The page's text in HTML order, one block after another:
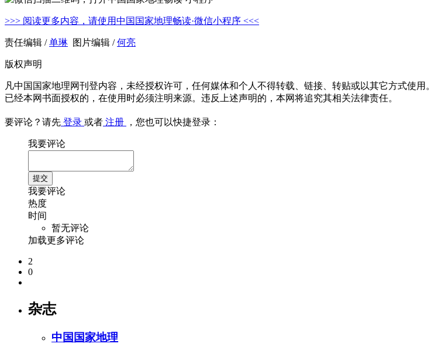
>>> 阅读更多内容，请使用中国国家地理畅读·微信小程序 <<<
责任编辑 /单琳 图片编辑 /何亮
版权声明
凡中国国家地理网刊登内容，未经授权许可，任何媒体和个人不得转载、链接、转贴或以其它方式使用。
已经本网书面授权的，在使用时必须注明来源。违反上述声明的，本网将追究其相关法律责任。
要评论？请先 登录 或者 注册 ，您也可以快捷登录：
我要评论
我要评论
热度
时间
暂无评论
加载更多评论
2
0
杂志
中国国家地理